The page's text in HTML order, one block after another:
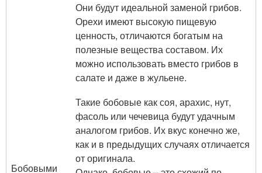
Они будут идеальной заменой грибов.
Орехи имеют высокую пищевую
ценность, отличаются богатым на
полезные вещества составом. Их
можно использовать вместо грибов в
салате и даже в жульене.
Бобовыми
Такие бобовые как соя, арахис, нут,
фасоль или чечевица будут удачным
аналогом грибов. Их вкус конечно же,
как и в предыдущих случаях отличается
от оригинала.